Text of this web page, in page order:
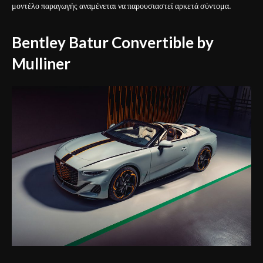
μοντέλο παραγωγής αναμένεται να παρουσιαστεί αρκετά σύντομα.
Bentley Batur Convertible by
Mulliner